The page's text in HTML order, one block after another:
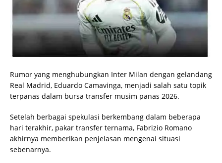
Rumor yang menghubungkan Inter Milan dengan gelandang
Real Madrid, Eduardo Camavinga, menjadi salah satu topik
terpanas dalam bursa transfer musim panas 2026.
Setelah berbagai spekulasi berkembang dalam beberapa
hari terakhir, pakar transfer ternama, Fabrizio Romano
akhirnya memberikan penjelasan mengenai situasi
sebenarnya.